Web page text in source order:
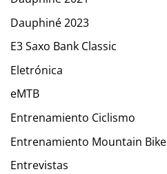
Dauphiné 2023
E3 Saxo Bank Classic
Eletrónica
eMTB
Entrenamiento Ciclismo
Entrenamiento Mountain Bike
Entrevistas